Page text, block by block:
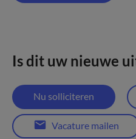
Is dit uw nieuwe
Nu solliciteren
Vacature mailen